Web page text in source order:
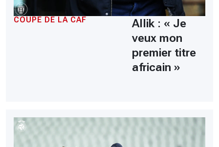
COUPE DE LA CAF
Allik : « Je
veux mon
premier titre
africain »